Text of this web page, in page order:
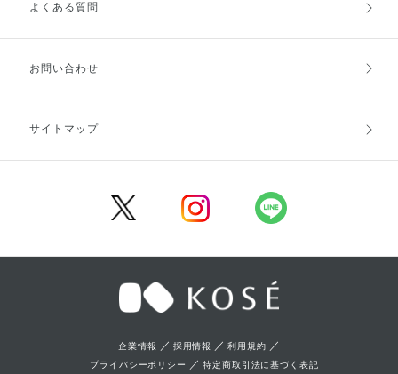
ご利用ガイドトップ
お支払方法
キャンセル・返品・交換
よくある質問
お問い合わせ
サイトマップ
企業情報 ／ 採用情報 ／利用規約 ／
プライバシーポリシー ／特定商取引法に基づく表記